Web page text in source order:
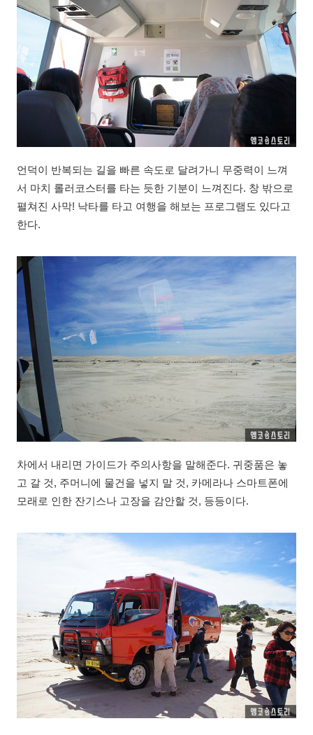
언덕이 반복되는 길을 빠른 속도로 달려가니 무중력이 느껴
서 마치 롤러코스터를 타는 듯한 기분이 느껴진다. 창 밖으로
펼쳐진 사막! 낙타를 타고 여행을 해보는 프로그램도 있다고
한다.
차에서 내리면 가이드가 주의사항을 말해준다. 귀중품은 놓
고 갈 것, 주머니에 물건을 넣지 말 것, 카메라나 스마트폰에
모래로 인한 잔기스나 고장을 감안할 것, 등등이다.